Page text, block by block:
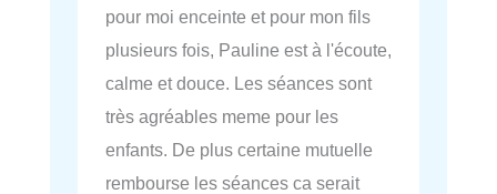
pour moi enceinte et pour mon fils
plusieurs fois, Pauline est à l'écoute,
calme et douce. Les séances sont
très agréables meme pour les
enfants. De plus certaine mutuelle
rembourse les séances ca serait